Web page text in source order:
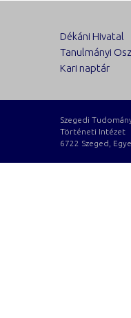
Dékáni Hivatal
Tanulmányi
Kari naptár
Szegedi
Történeti Intézet
6722 Szeged,